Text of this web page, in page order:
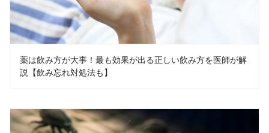
薬は飲み方が大事！最も効果が出る正しい飲み方を医師が解
説【飲み忘れ対処法も】